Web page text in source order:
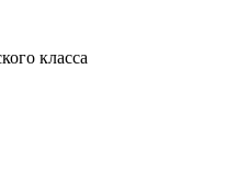
класса